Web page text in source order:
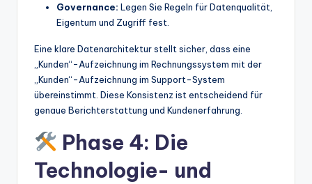
Governance: Legen Sie Regeln für Datenqualität,
Eigentum und Zugriff fest.
Eine klare Datenarchitektur stellt sicher, dass eine
„Kunden“-Aufzeichnung im Rechnungssystem mit der
„Kunden“-Aufzeichnung im Support-System
übereinstimmt. Diese Konsistenz ist entscheidend für
genaue Berichterstattung und Kundenerfahrung.
Phase 4: Die
Technologie- und